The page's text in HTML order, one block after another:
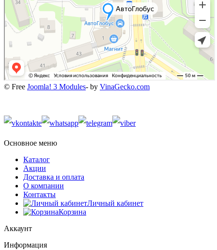
© Free Joomla! 3 Modules- by VinaGecko.com
Основное меню
Каталог
Акции
Доставка и оплата
О компании
Контакты
Личный кабинет
Корзина
Аккаунт
Информация